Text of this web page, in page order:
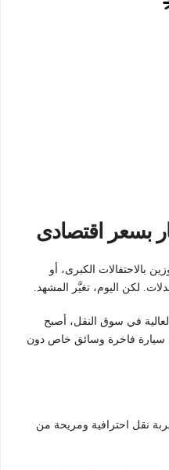
بسعر اقتصادى
بالاحتفالات الكبرى، أو
لكن اليوم، تغيَّر المشهد.
في سوق النقل، أصبح
سيارة فاخرة وسائق خاص دون
نقل احترافية ومريحة من